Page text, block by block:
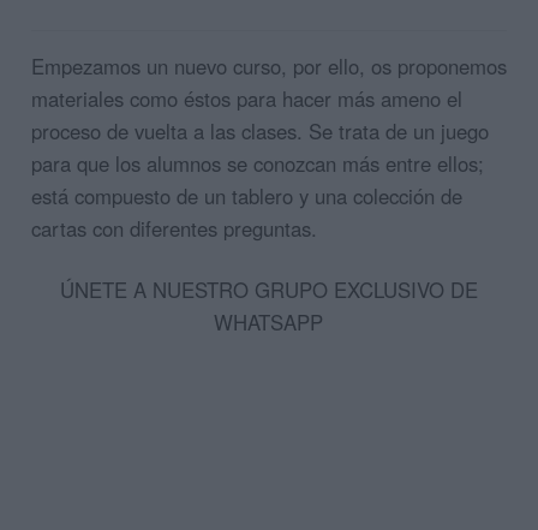
Empezamos un nuevo curso, por ello, os proponemos
materiales como éstos para hacer más ameno el
proceso de vuelta a las clases. Se trata de un juego
para que los alumnos se conozcan más entre ellos;
está compuesto de un tablero y una colección de
cartas con diferentes preguntas.
ÚNETE A NUESTRO GRUPO EXCLUSIVO DE
WHATSAPP